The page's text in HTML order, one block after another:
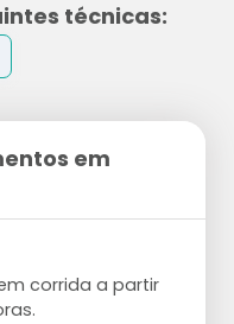
técnicas:
em
corrida a partir